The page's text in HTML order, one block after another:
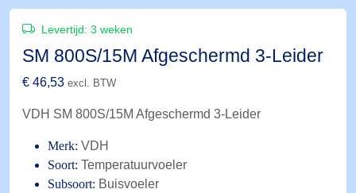
Levertijd: 3 weken
SM 800S/15M Afgeschermd 3-Leider
€ 46,53 excl. BTW
VDH SM 800S/15M Afgeschermd 3-Leider
Merk: VDH
Soort: Temperatuurvoeler
Subsoort: Buisvoeler